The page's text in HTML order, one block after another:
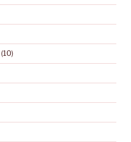
(10)